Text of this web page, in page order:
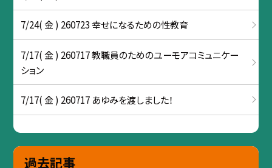
7/24( 金 ) 260723 幸せになるための性教育
7/17( 金 ) 260717 教職員のためのユーモアコミュニケー
ション
7/17( 金 ) 260717 あゆみを渡しました！
過去記事